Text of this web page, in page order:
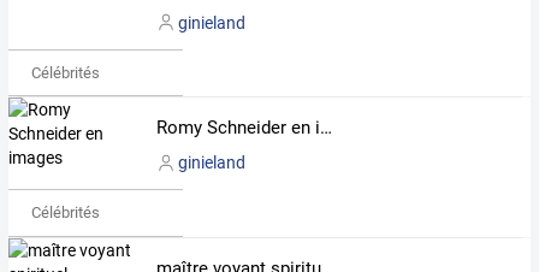
ginieland
Célébrités
Romy Schneider en images
ginieland
Célébrités